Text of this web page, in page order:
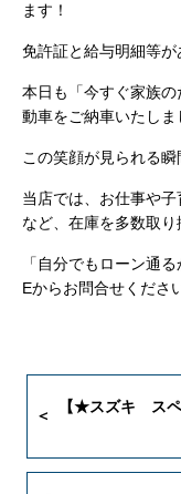
ます！
免許証と給与明細等が
本日も「今すぐ家族
動車をご納車いたしま
この笑顔が見られる瞬
当店では、お仕事や
など、在庫を多数取り
「自分でもローン通
Eからお問合せくださ
【★スズキ ス